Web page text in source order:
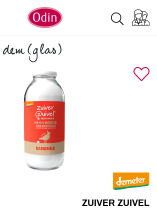
(glas)
ZUIVER ZUIVEL